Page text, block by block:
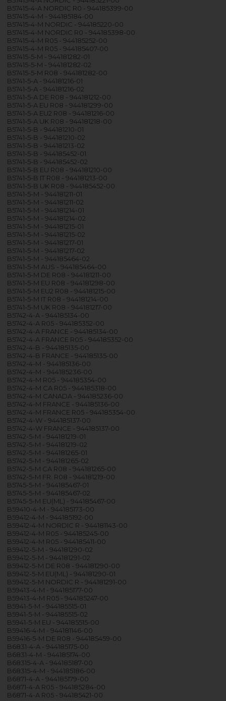
B57415-4-A NORDIC R0 - 944185399-00
B57415-4-M - 944185184-00
B57415-4-M NORDIC - 944185220-00
B57415-4-M NORDIC R0 - 944185398-00
B57415-4-M R05 - 944185252-00
B57415-4-M R05 - 944185407-00
B57415-5-M - 944181282-01
B57415-5-M - 944181282-02
B57415-5-M R08 - 944181282-00
B5741-5-A - 944181216-01
B5741-5-A - 944181216-02
B5741-5-A DE R08 - 944181212-00
B5741-5-A EU R08 - 944181299-00
B5741-5-A EU2 R08 - 944181216-00
B5741-5-A UK R08 - 944181218-00
B5741-5-B - 944181210-01
B5741-5-B - 944181210-02
B5741-5-B - 944181213-02
B5741-5-B - 944185452-01
B5741-5-B - 944185452-02
B5741-5-B EU R08 - 944181210-00
B5741-5-B IT R08 - 944181213-00
B5741-5-B UK R08 - 944185452-00
B5741-5-M - 944181211-01
B5741-5-M - 944181211-02
B5741-5-M - 944181214-01
B5741-5-M - 944181214-02
B5741-5-M - 944181215-01
B5741-5-M - 944181215-02
B5741-5-M - 944181217-01
B5741-5-M - 944181217-02
B5741-5-M - 944185464-02
B5741-5-M AUS - 944185464-00
B5741-5-M DE R08 - 944181211-00
B5741-5-M EU R08 - 944181298-00
B5741-5-M EU2 R08 - 944181215-00
B5741-5-M IT R08 - 944181214-00
B5741-5-M UK R08 - 944181217-00
B5742-4-A - 944185134-00
B5742-4-A R05 - 944185352-00
B5742-4-A FRANCE - 944185134-00
B5742-4-A FRANCE R05 - 944185352-00
B5742-4-B - 944185135-00
B5742-4-B FRANCE - 944185135-00
B5742-4-M - 944185136-00
B5742-4-M - 944185236-00
B5742-4-M R05 - 944185354-00
B5742-4-M CA R05 - 944185318-00
B5742-4-M CANADA - 944185236-00
B5742-4-M FRANCE - 944185136-00
B5742-4-M FRANCE R05 - 944185354-00
B5742-4-W - 944185137-00
B5742-4-W FRANCE - 944185137-00
B5742-5-M - 944181219-01
B5742-5-M - 944181219-02
B5742-5-M - 944181265-01
B5742-5-M - 944181265-02
B5742-5-M CA R08 - 944181265-00
B5742-5-M FR. R08 - 944181219-00
B5745-5-M - 944185467-01
B5745-5-M - 944185467-02
B5745-5-M EU(ML) - 944185467-00
B59410-4-M - 944185173-00
B59412-4-M - 944185192-00
B59412-4-M NORDIC R - 944181143-00
B59412-4-M R05 - 944185245-00
B59412-4-M R05 - 944185411-00
B59412-5-M - 944181290-02
B59412-5-M - 944181291-02
B59412-5-M DE R08 - 944181290-00
B59412-5-M EU(ML) - 944181290-01
B59412-5-M NORDIC R - 944181291-00
B59413-4-M - 944185177-00
B59413-4-M R05 - 944185247-00
B5941-5-M - 944185515-01
B5941-5-M - 944185515-02
B5941-5-M EU - 944185515-00
B59416-4-M - 944181146-00
B59416-5-M DE R08 - 944185459-00
B6831-4-A - 944185175-00
B6831-4-M - 944185174-00
B68315-4-A - 944185187-00
B68315-4-M - 944185186-00
B6871-4-A - 944185179-00
B6871-4-A R05 - 944185284-00
B6871-4-A R05 - 944185421-00